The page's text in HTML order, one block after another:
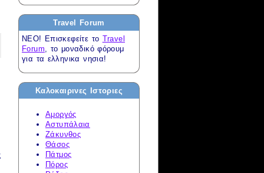
Travel Forum
ΝΕΟ! Επισκεφείτε το Travel
Forum, το μοναδικό φόρουμ
για τα ελληνικα νησια!
Καλοκαιρινες Ιστοριες
Αμοργός
Αστυπάλαια
Ζάκυνθος
Θάσος
Πάτμος
Πόρος